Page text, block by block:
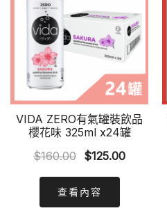
VIDA ZERO有氣罐裝飲品
櫻花味 325ml x24罐
$160.00 Original
was:
$160.00.
$125.00Current
查看內容